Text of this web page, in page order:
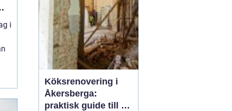
i
Köksrenovering i
Åkersberga:
praktisk guide till ett